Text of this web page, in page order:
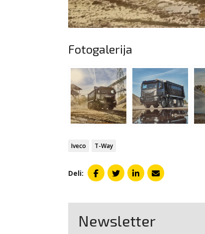
Fotogalerija
Iveco T-Way
Deli:
Newsletter